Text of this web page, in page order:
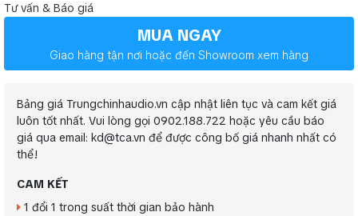
Tư vấn & Báo giá
MUA NGAY
Giao hàng tận nơi hoặc đến Showroom xem hàng
Bảng giá Trungchinhaudio.vn cập nhật liên tục và cam kết giá
luôn tốt nhất. Vui lòng gọi 0902.188.722 hoặc yêu cầu báo
giá qua email: kd@tca.vn để được công bố giá nhanh nhất có
thể!
CAM KẾT
1 đổi 1 trong suất thời gian bảo hành